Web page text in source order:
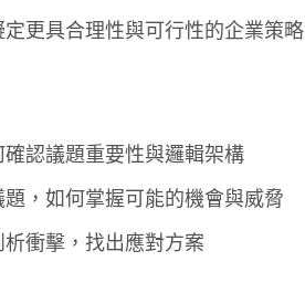
更具合理性與可行性的企業策略
認議題重要性與邏輯架構
，如何掌握可能的機會與威脅
衝擊，找出應對方案